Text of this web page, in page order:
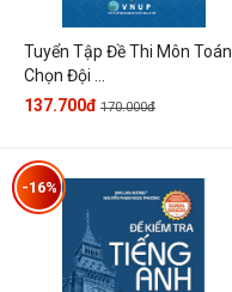
Tuyển Tập Đề Thi Môn Toán
Chọn Đội ...
137.700đ 170.000đ
-16%